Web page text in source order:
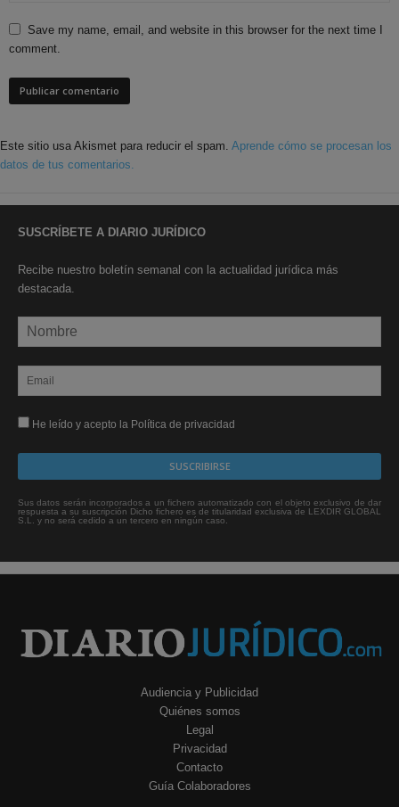
Save my name, email, and website in this browser for the next time I
comment.
Este sitio usa Akismet para reducir el spam. Aprende cómo se procesan los
datos de tus comentarios.
SUSCRÍBETE A DIARIO JURÍDICO
Recibe nuestro boletín semanal con la actualidad jurídica más
destacada.
He leído y acepto la Política de privacidad
Sus datos serán incorporados a un fichero automatizado con el objeto exclusivo de dar
respuesta a su suscripción Dicho fichero es de titularidad exclusiva de LEXDIR GLOBAL
S.L. y no será cedido a un tercero en ningún caso.
Audiencia y Publicidad
Quiénes somos
Legal
Privacidad
Contacto
Guía Colaboradores